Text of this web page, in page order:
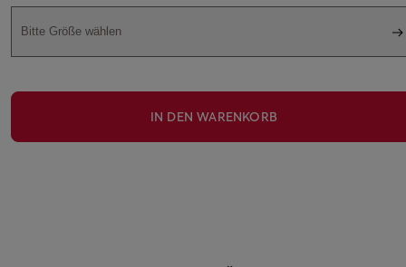
Bitte Größe wählen
IN DEN WARENKORB